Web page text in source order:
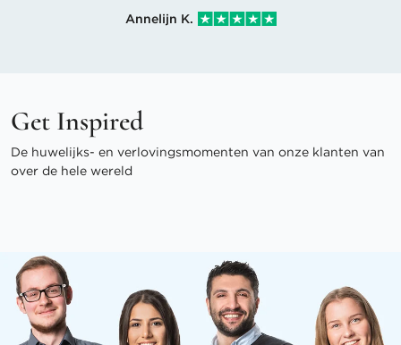
Annelijn K.
Get Inspired
De huwelijks- en verlovingsmomenten van onze klanten van
over de hele wereld